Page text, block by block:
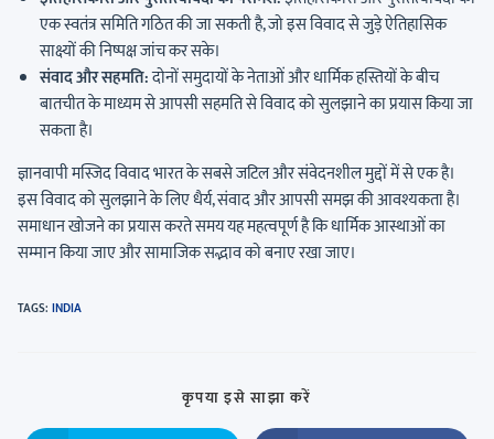
एक स्वतंत्र समिति गठित की जा सकती है, जो इस विवाद से जुड़े ऐतिहासिक
साक्ष्यों की निष्पक्ष जांच कर सके।
संवाद और सहमति:दोनों समुदायों के नेताओं और धार्मिक हस्तियों के बीच
बातचीत के माध्यम से आपसी सहमति से विवाद को सुलझाने का प्रयास किया जा
सकता है।
ज्ञानवापी मस्जिद विवाद भारत के सबसे जटिल और संवेदनशील मुद्दों में से एक है।
इस विवाद को सुलझाने के लिए धैर्य, संवाद और आपसी समझ की आवश्यकता है।
समाधान खोजने का प्रयास करते समय यह महत्वपूर्ण है कि धार्मिक आस्थाओं का
सम्मान किया जाए और सामाजिक सद्भाव को बनाए रखा जाए।
TAGS: INDIA
कृपया इसे साझा करें